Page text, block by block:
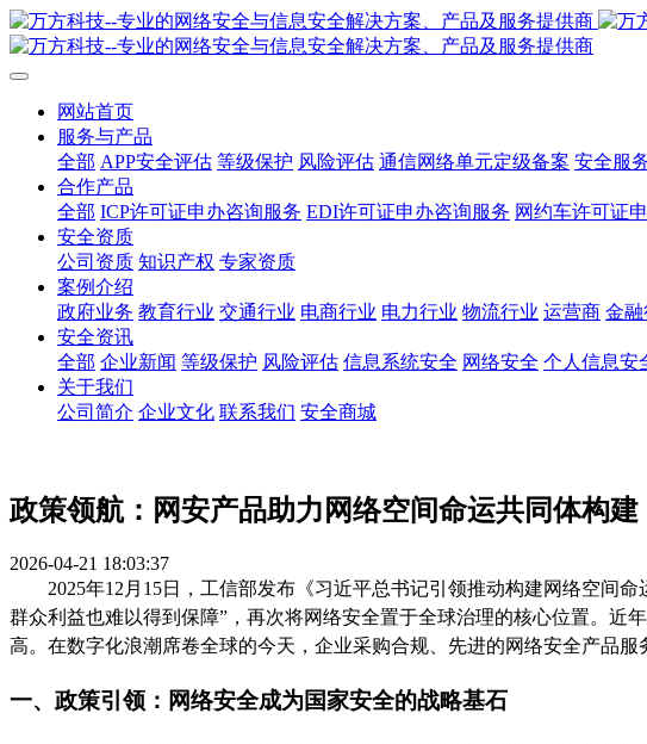
网站首页
服务与产品
全部 APP安全评估 等级保护 风险评估 通信网络单元定级备案 安全服
合作产品
全部 ICP许可证申办咨询服务 EDI许可证申办咨询服务 网约车许可证
安全资质
公司资质 知识产权 专家资质
案例介绍
政府业务 教育行业 交通行业 电商行业 电力行业 物流行业 运营商 金融
安全资讯
全部 企业新闻 等级保护 风险评估 信息系统安全 网络安全 个人信息安
关于我们
公司简介 企业文化 联系我们 安全商城
政策领航：网安产品助力网络空间命运共同体构建
2026-04-21 18:03:37
2025年12月15日，工信部发布《习近平总书记引领推动构建网络空间
群众利益也难以得到保障”，再次将网络安全置于全球治理的核心位置。
高。在数字化浪潮席卷全球的今天，企业采购合规、先进的网络安全产品
一、政策引领：网络安全成为国家安全的战略基石